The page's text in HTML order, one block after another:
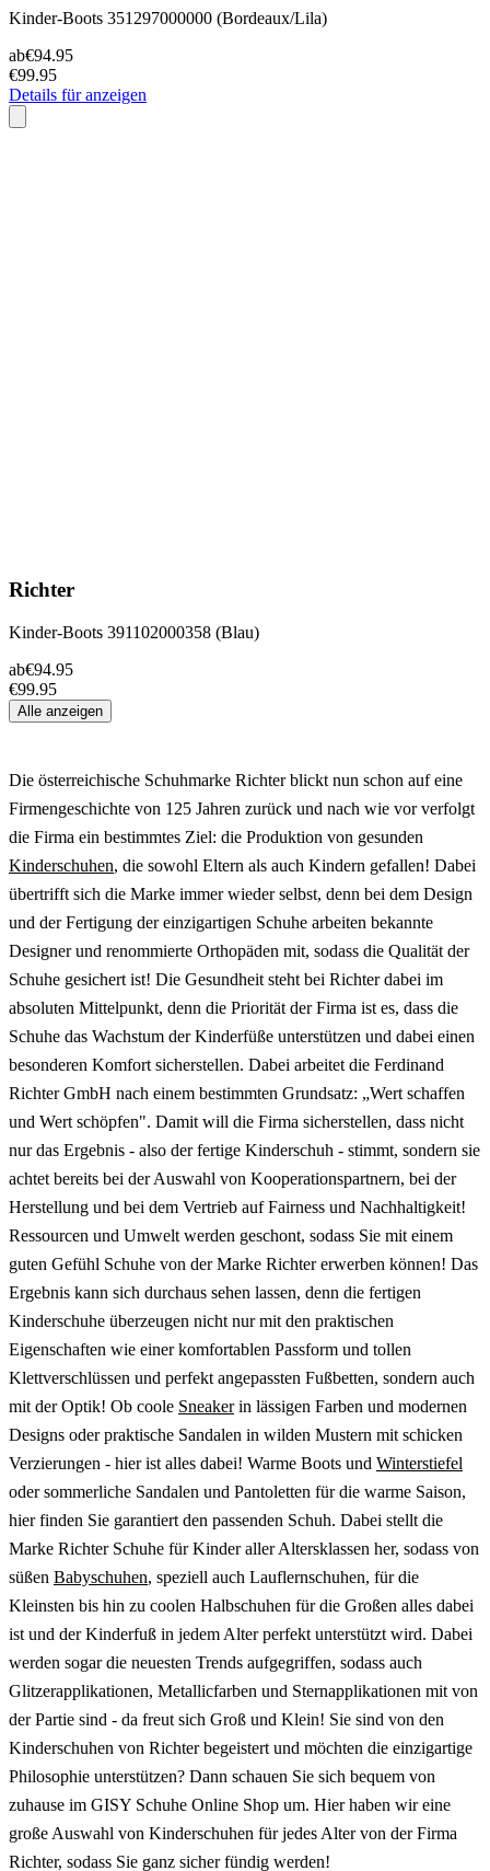
Kinder-Boots 351297000000 (Bordeaux/Lila)
ab€94.95
€99.95
Details für anzeigen
Richter
Kinder-Boots 391102000358 (Blau)
ab€94.95
€99.95
Alle anzeigen
Die österreichische Schuhmarke Richter blickt nun schon auf eine
Firmengeschichte von 125 Jahren zurück und nach wie vor verfolgt
die Firma ein bestimmtes Ziel: die Produktion von gesunden
Kinderschuhen, die sowohl Eltern als auch Kindern gefallen! Dabei
übertrifft sich die Marke immer wieder selbst, denn bei dem Design
und der Fertigung der einzigartigen Schuhe arbeiten bekannte
Designer und renommierte Orthopäden mit, sodass die Qualität der
Schuhe gesichert ist! Die Gesundheit steht bei Richter dabei im
absoluten Mittelpunkt, denn die Priorität der Firma ist es, dass die
Schuhe das Wachstum der Kinderfüße unterstützen und dabei einen
besonderen Komfort sicherstellen. Dabei arbeitet die Ferdinand
Richter GmbH nach einem bestimmten Grundsatz: „Wert schaffen
und Wert schöpfen". Damit will die Firma sicherstellen, dass nicht
nur das Ergebnis - also der fertige Kinderschuh - stimmt, sondern sie
achtet bereits bei der Auswahl von Kooperationspartnern, bei der
Herstellung und bei dem Vertrieb auf Fairness und Nachhaltigkeit!
Ressourcen und Umwelt werden geschont, sodass Sie mit einem
guten Gefühl Schuhe von der Marke Richter erwerben können! Das
Ergebnis kann sich durchaus sehen lassen, denn die fertigen
Kinderschuhe überzeugen nicht nur mit den praktischen
Eigenschaften wie einer komfortablen Passform und tollen
Klettverschlüssen und perfekt angepassten Fußbetten, sondern auch
mit der Optik! Ob coole Sneakerin lässigen Farben und modernen
Designs oder praktische Sandalen in wilden Mustern mit schicken
Verzierungen - hier ist alles dabei! Warme Boots und Winterstiefel
oder sommerliche Sandalen und Pantoletten für die warme Saison,
hier finden Sie garantiert den passenden Schuh. Dabei stellt die
Marke Richter Schuhe für Kinder aller Altersklassen her, sodass von
süßen Babyschuhen, speziell auch Lauflernschuhen, für die
Kleinsten bis hin zu coolen Halbschuhen für die Großen alles dabei
ist und der Kinderfuß in jedem Alter perfekt unterstützt wird. Dabei
werden sogar die neuesten Trends aufgegriffen, sodass auch
Glitzerapplikationen, Metallicfarben und Sternapplikationen mit von
der Partie sind - da freut sich Groß und Klein! Sie sind von den
Kinderschuhen von Richter begeistert und möchten die einzigartige
Philosophie unterstützen? Dann schauen Sie sich bequem von
zuhause im GISY Schuhe Online Shop um. Hier haben wir eine
große Auswahl von Kinderschuhen für jedes Alter von der Firma
Richter, sodass Sie ganz sicher fündig werden!